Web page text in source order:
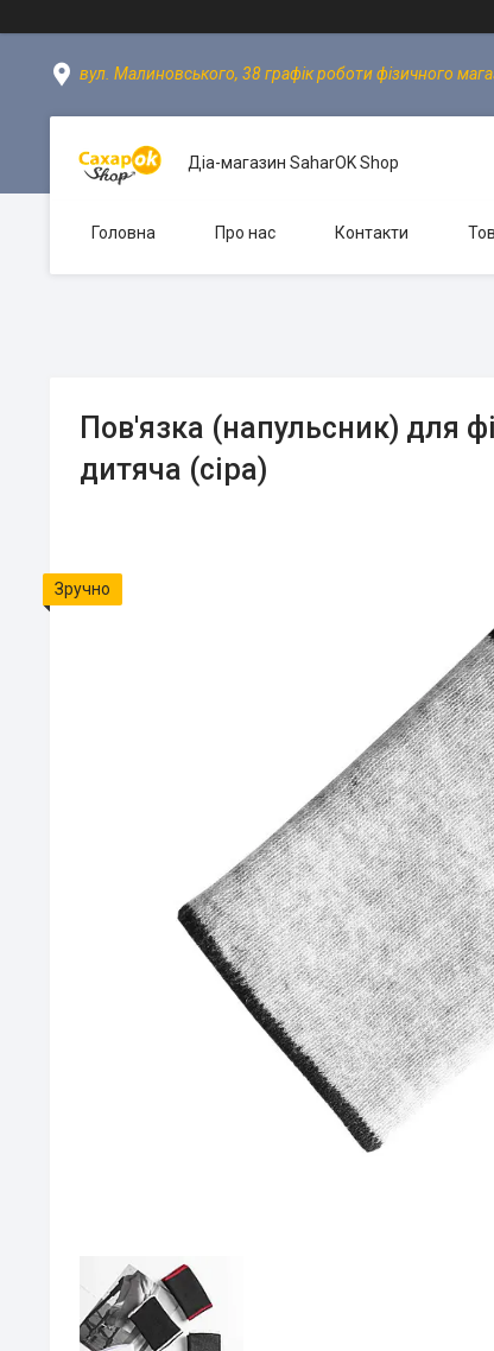
вул. Малиновського, 38 графік роботи фізичного
Діа-магазин SaharOK Shop
Головна Про нас Контакти
Пов'язка (напульсник) для
дитяча (сіра)
Зручно